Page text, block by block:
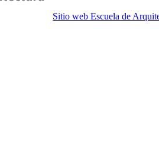
Sitio web Escuela de